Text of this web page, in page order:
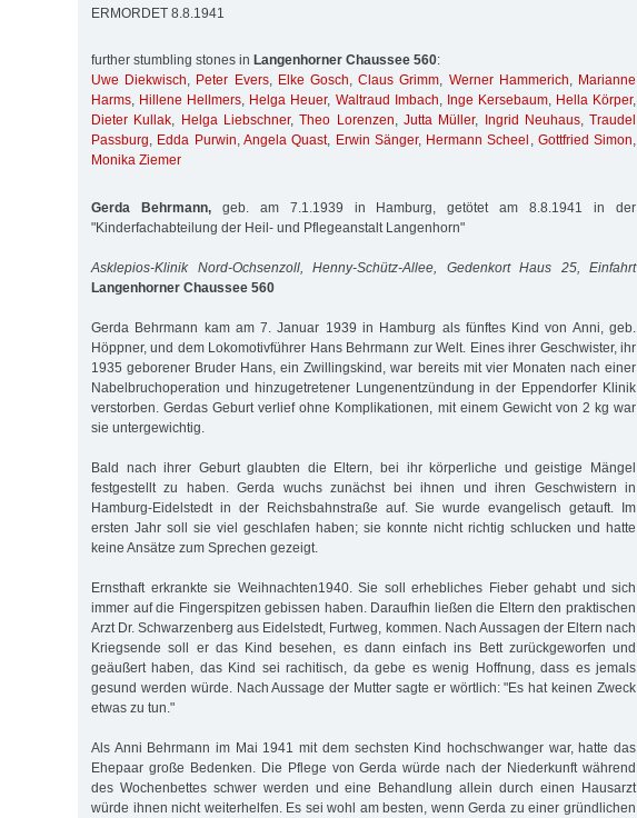
ERMORDET 8.8.1941
further stumbling stones in Langenhorner Chaussee 560:
Uwe Diekwisch, Peter Evers, Elke Gosch,Claus Grimm, Werner Hammerich, Marianne
Harms, Hillene Hellmers, Helga Heuer, Waltraud Imbach, Inge Kersebaum, Hella Körper,
Dieter Kullak, Helga Liebschner,Theo Lorenzen, Jutta Müller, Ingrid Neuhaus,Traudel
Passburg, Edda Purwin, Angela Quast, Erwin Sänger, Hermann Scheel , Gottfried Simon,
Monika Ziemer
Gerda Behrmann,geb. am 7.1.1939 in Hamburg, getötet am 8.8.1941 in der
"Kinderfachabteilung der Heil- und Pflegeanstalt Langenhorn"
Asklepios-Klinik Nord-Ochsenzoll, Henny-Schütz-Allee, Gedenkort Haus 25, Einfahrt
Langenhorner Chaussee 560
Gerda Behrmann kam am 7. Januar 1939 in Hamburg als fünftes Kind von Anni, geb.
Höppner, und dem Lokomotivführer Hans Behrmann zur Welt. Eines ihrer Geschwister, ihr
1935 geborener Bruder Hans, ein Zwillingskind, war bereits mit vier Monaten nach einer
Nabelbruchoperation und hinzugetretener Lungenentzündung in der Eppendorfer Klinik
verstorben. Gerdas Geburt verlief ohne Komplikationen, mit einem Gewicht von 2 kg war
sie untergewichtig.
Bald nach ihrer Geburt glaubten die Eltern, bei ihr körperliche und geistige Mängel
festgestellt zu haben. Gerda wuchs zunächst bei ihnen und ihren Geschwistern in
Hamburg-Eidelstedt in der Reichsbahnstraße auf. Sie wurde evangelisch getauft. Im
ersten Jahr soll sie viel geschlafen haben; sie konnte nicht richtig schlucken und hatte
keine Ansätze zum Sprechen gezeigt.
Ernsthaft erkrankte sie Weihnachten1940. Sie soll erhebliches Fieber gehabt und sich
immer auf die Fingerspitzen gebissen haben. Daraufhin ließen die Eltern den praktischen
Arzt Dr. Schwarzenberg aus Eidelstedt, Furtweg, kommen. Nach Aussagen der Eltern nach
Kriegsende soll er das Kind besehen, es dann einfach ins Bett zurückgeworfen und
geäußert haben, das Kind sei rachitisch, da gebe es wenig Hoffnung, dass es jemals
gesund werden würde. Nach Aussage der Mutter sagte er wörtlich: "Es hat keinen Zweck
etwas zu tun."
Als Anni Behrmann im Mai 1941 mit dem sechsten Kind hochschwanger war, hatte das
Ehepaar große Bedenken. Die Pflege von Gerda würde nach der Niederkunft während
des Wochenbettes schwer werden und eine Behandlung allein durch einen Hausarzt
würde ihnen nicht weiterhelfen. Es sei wohl am besten, wenn Gerda zu einer gründlichen